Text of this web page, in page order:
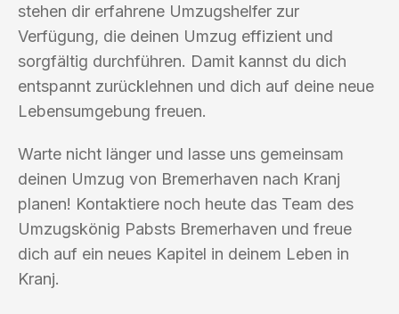
stehen dir erfahrene Umzugshelfer zur
Verfügung, die deinen Umzug effizient und
sorgfältig durchführen. Damit kannst du dich
entspannt zurücklehnen und dich auf deine neue
Lebensumgebung freuen.
Warte nicht länger und lasse uns gemeinsam
deinen Umzug von Bremerhaven nach Kranj
planen! Kontaktiere noch heute das Team des
Umzugskönig Pabsts Bremerhaven und freue
dich auf ein neues Kapitel in deinem Leben in
Kranj.